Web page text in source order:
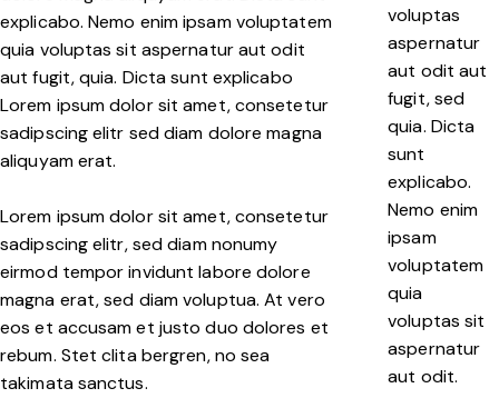
explicabo. Nemo enim ipsam voluptatem
quia voluptas sit aspernatur aut odit
aut fugit, quia. Dicta sunt explicabo
Lorem ipsum dolor sit amet, consetetur
sadipscing elitr sed diam dolore magna
aliquyam erat.
Lorem ipsum dolor sit amet, consetetur
sadipscing elitr, sed diam nonumy
eirmod tempor invidunt labore dolore
magna erat, sed diam voluptua. At vero
eos et accusam et justo duo dolores et
rebum. Stet clita bergren, no sea
takimata sanctus.
voluptas
aspernatur
aut odit aut
fugit, sed
quia. Dicta
sunt
explicabo.
Nemo enim
ipsam
voluptatem
quia
voluptas sit
aspernatur
aut odit.